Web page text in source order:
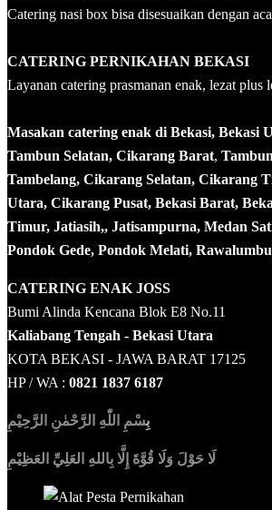
Catering nasi box bisa disesuaikan dengan
CATERING PERNIKAHAN BEKASI
Layanan catering prasmanan enak, lezat plus
Masakan catering enak di Bekasi, Bekasi
Tambun Selatan, Cikarang Barat,
Tambelang, Cikarang Selatan, Cikarang
Utara, Cikarang Pusat, Bekasi Barat,
Timur, Jatiasih,, Jatisampurna, Medan
Pondok Gede, Pondok Melati,
CATERING ENAK JOSS
Bumi Alinda Kencana Blok E8 No.11
Kaliabang Tengah - Bekasi Utara
KOTA BEKASI - JAWA BARAT 17125
HP / WA : 0821 1837 6187
بِسْمِ اللّٰهِ الرَّحْمٰنِ الرَّحِيْمِ
لَا حَوْلَ وَلَا قُوَّةَ إِلَّا بِاللهِ العَلِيِّ العَظِيْمِ